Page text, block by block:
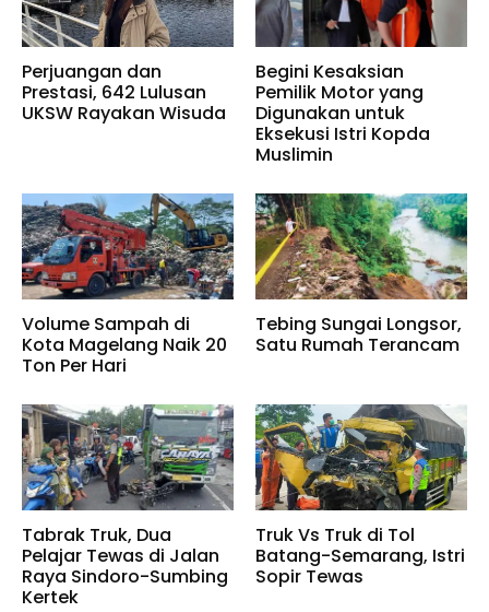
Perjuangan dan
Prestasi, 642 Lulusan
UKSW Rayakan Wisuda
Begini Kesaksian
Pemilik Motor yang
Digunakan untuk
Eksekusi Istri Kopda
Muslimin
Volume Sampah di
Kota Magelang Naik 20
Ton Per Hari
Tebing Sungai Longsor,
Satu Rumah Terancam
Tabrak Truk, Dua
Pelajar Tewas di Jalan
Raya Sindoro-Sumbing
Kertek
Truk Vs Truk di Tol
Batang-Semarang, Istri
Sopir Tewas